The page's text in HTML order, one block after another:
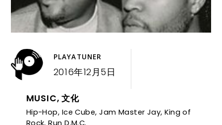
PLAYATUNER
2016年12月5日
MUSIC,文化
Hip-Hop, Ice Cube,Jam Master Jay,King of